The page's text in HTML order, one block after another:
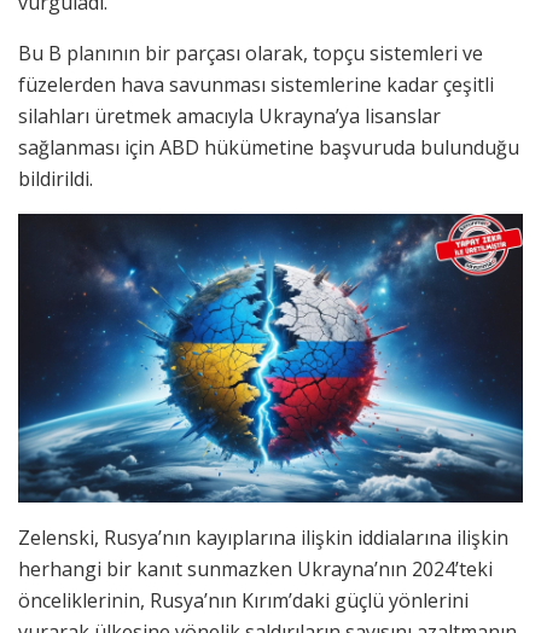
Bu B planının bir parçası olarak, topçu sistemleri ve
füzelerden hava savunması sistemlerine kadar çeşitli
silahları üretmek amacıyla Ukrayna’ya lisanslar
sağlanması için ABD hükümetine başvuruda bulunduğu
bildirildi.
Zelenski, Rusya’nın kayıplarına ilişkin iddialarına ilişkin
herhangi bir kanıt sunmazken Ukrayna’nın 2024’teki
önceliklerinin, Rusya’nın Kırım’daki güçlü yönlerini